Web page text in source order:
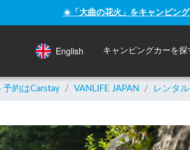
☀️「大曲の花火」をキャンピン
English キャンピングカーを探
約はCarstay / VANLIFE JAPAN / レンタ